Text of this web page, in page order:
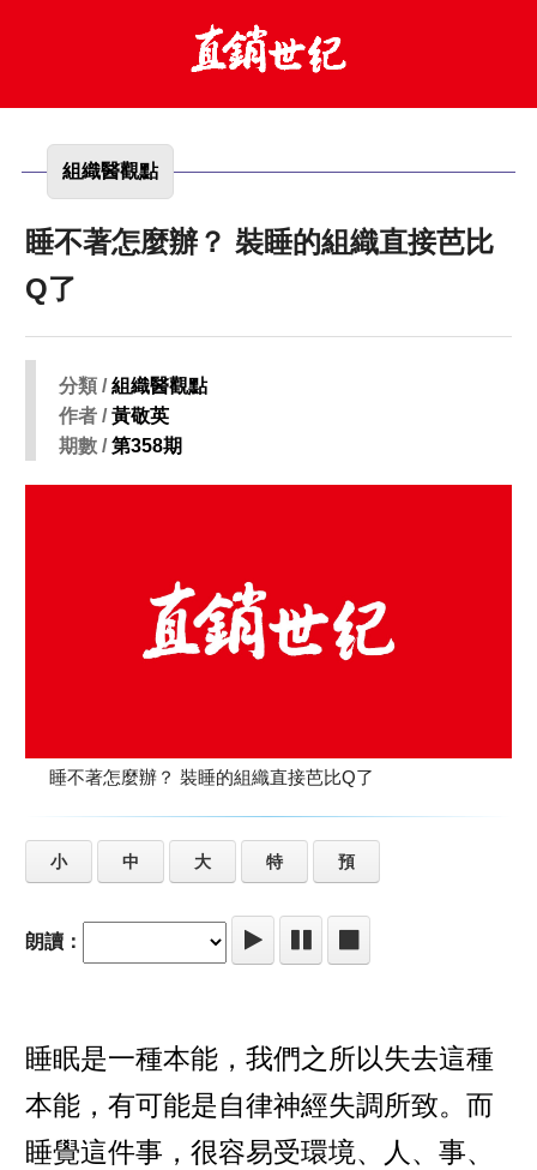
組織醫觀點
睡不著怎麼辦？ 裝睡的組織直接芭比
Q了
分類 /組織醫觀點
作者 /黃敬英
期數 /第358期
睡不著怎麼辦？ 裝睡的組織直接芭比Q了
小 中 大 特 預
朗讀：
睡眠是一種本能，我們之所以失去這種
本能，有可能是自律神經失調所致。而
睡覺這件事，很容易受環境、人、事、